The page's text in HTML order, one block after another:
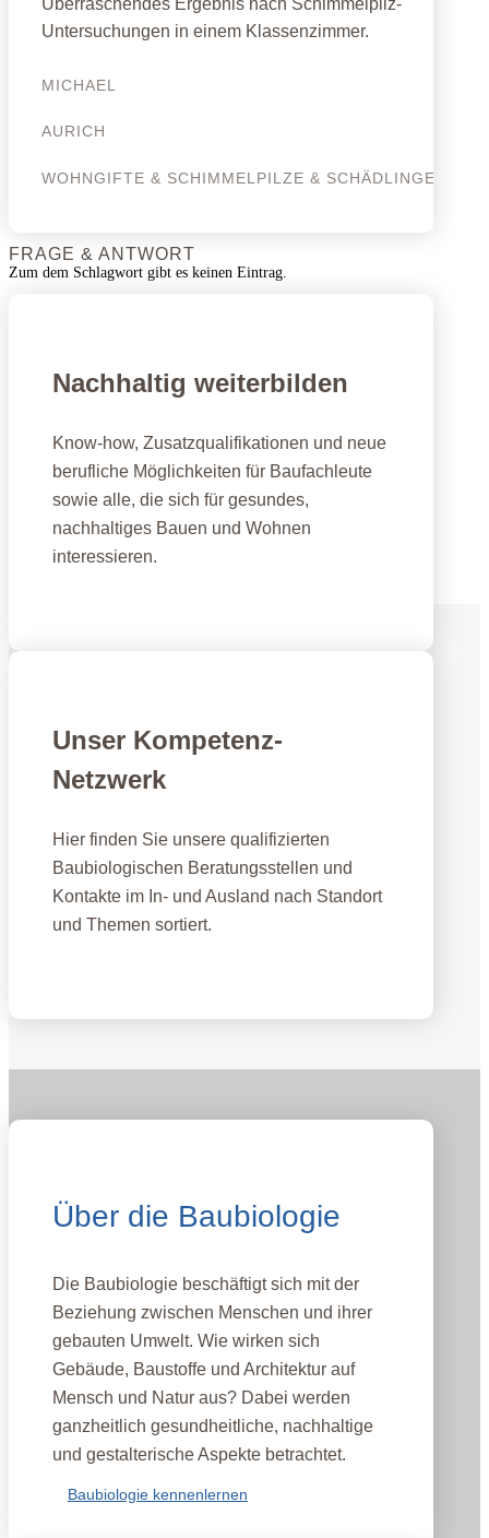
Überraschendes Ergebnis nach Schimmelpilz-
Untersuchungen in einem Klassenzimmer.
MICHAEL
AURICH
WOHNGIFTE & SCHIMMELPILZE & SCHÄDLINGE
FRAGE & ANTWORT
Zum dem Schlagwort gibt es keinen Eintrag.
Nachhaltig weiterbilden
Know-how, Zusatzqualifikationen und neue
berufliche Möglichkeiten für Baufachleute
sowie alle, die sich für gesundes,
nachhaltiges Bauen und Wohnen
interessieren.
Unser Kompetenz-
Netzwerk
Hier finden Sie unsere qualifizierten
Baubiologischen Beratungsstellen und
Kontakte im In- und Ausland nach Standort
und Themen sortiert.
Über die Baubiologie
Die Baubiologie beschäftigt sich mit der
Beziehung zwischen Menschen und ihrer
gebauten Umwelt. Wie wirken sich
Gebäude, Baustoffe und Architektur auf
Mensch und Natur aus? Dabei werden
ganzheitlich gesundheitliche, nachhaltige
und gestalterische Aspekte betrachtet.
Baubiologie kennenlernen